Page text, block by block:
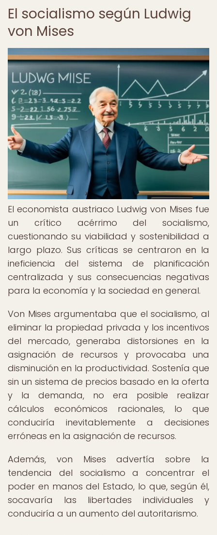
El socialismo según Ludwig
von Mises
El economista austriaco Ludwig von Mises fue
un crítico acérrimo del socialismo,
cuestionando su viabilidad y sostenibilidad a
largo plazo. Sus críticas se centraron en la
ineficiencia del sistema de planificación
centralizada y sus consecuencias negativas
para la economía y la sociedad en general.
Von Mises argumentaba que el socialismo, al
eliminar la propiedad privada y los incentivos
del mercado, generaba distorsiones en la
asignación de recursos y provocaba una
disminución en la productividad. Sostenía que
sin un sistema de precios basado en la oferta
y la demanda, no era posible realizar
cálculos económicos racionales, lo que
conduciría inevitablemente a decisiones
erróneas en la asignación de recursos.
Además, von Mises advertía sobre la
tendencia del socialismo a concentrar el
poder en manos del Estado, lo que, según él,
socavaría las libertades individuales y
conduciría a un aumento del autoritarismo.